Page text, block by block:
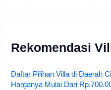
Rekomendasi
Daftar Pilihan Villa di Daerah
Harganya Mulai Dari